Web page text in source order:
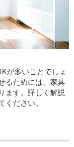
が多いことでしょ
るためには、家具
ます。詳しく解説
ださい。